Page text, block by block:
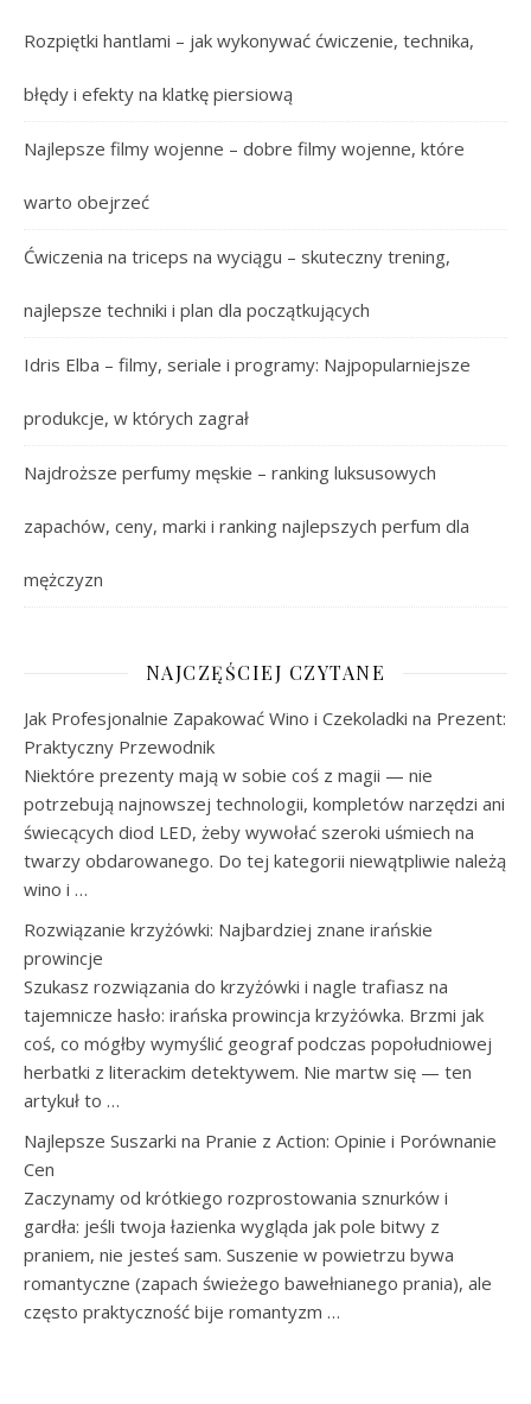
Rozpiętki hantlami – jak wykonywać ćwiczenie, technika,
błędy i efekty na klatkę piersiową
Najlepsze filmy wojenne – dobre filmy wojenne, które
warto obejrzeć
Ćwiczenia na triceps na wyciągu – skuteczny trening,
najlepsze techniki i plan dla początkujących
Idris Elba – filmy, seriale i programy: Najpopularniejsze
produkcje, w których zagrał
Najdroższe perfumy męskie – ranking luksusowych
zapachów, ceny, marki i ranking najlepszych perfum dla
mężczyzn
NAJCZĘŚCIEJ CZYTANE
Jak Profesjonalnie Zapakować Wino i Czekoladki na Prezent:
Praktyczny Przewodnik
Niektóre prezenty mają w sobie coś z magii — nie
potrzebują najnowszej technologii, kompletów narzędzi ani
świecących diod LED, żeby wywołać szeroki uśmiech na
twarzy obdarowanego. Do tej kategorii niewątpliwie należą
wino i …
Rozwiązanie krzyżówki: Najbardziej znane irańskie
prowincje
Szukasz rozwiązania do krzyżówki i nagle trafiasz na
tajemnicze hasło: irańska prowincja krzyżówka. Brzmi jak
coś, co mógłby wymyślić geograf podczas popołudniowej
herbatki z literackim detektywem. Nie martw się — ten
artykuł to …
Najlepsze Suszarki na Pranie z Action: Opinie i Porównanie
Cen
Zaczynamy od krótkiego rozprostowania sznurków i
gardła: jeśli twoja łazienka wygląda jak pole bitwy z
praniem, nie jesteś sam. Suszenie w powietrzu bywa
romantyczne (zapach świeżego bawełnianego prania), ale
często praktyczność bije romantyzm …